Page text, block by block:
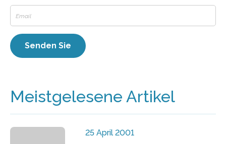
Meistgelesene Artikel
25 April 2001